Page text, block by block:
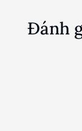
Đánh